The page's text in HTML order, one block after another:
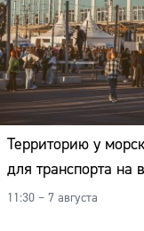
Территорию у
для транспорта на
11:30 – 7 августа